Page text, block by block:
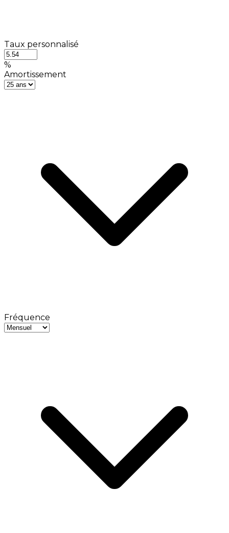
Taux personnalisé
%
Amortissement
Fréquence